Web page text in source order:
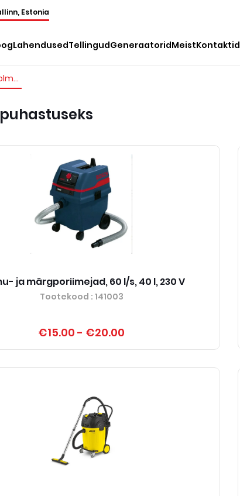
Estonia
LahendusedTellingudGeneraatoridMeistKontaktid
Tööstuslikud tolmuimejad märgpuhastuseks
ja märgporiimejad, 60 l/s, 40 l, 230 V
Tootekood : 141003
€15.00 - €20.00